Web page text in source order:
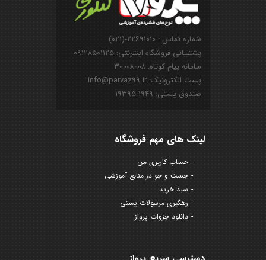
شماره تماس : ۲۲۶۹۱۰۱۰-(۰۲۱)
پشتیبانی فروشگاه اینترنتی: ۰۹۱۲۸۵۰۱۱۲۵
سامانه پیام کوتاه: ۳۰۰۰۸۰۰۸
پست الکترونیک: info@parvaz99.ir
صندوق پستی: ۱۹۴۹-۱۹۳۹۵
لینک های مهم فروشگاه
حساب کاربری من
جست و جو در منابع آموزشی
سبد خرید
رهگیری مرسولات پستی
دانلود جزوات پرواز